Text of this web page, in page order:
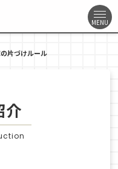
片づけルール
介